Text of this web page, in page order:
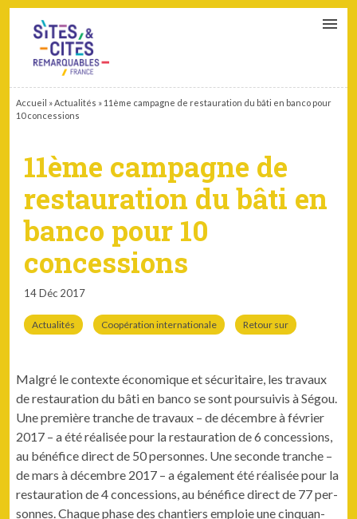
Accueil »Actualités » 11ème campagne de restauration du bâti en banco pour
10 concessions
11ème campagne de
restauration du bâti en
banco pour 10
concessions
14 Déc 2017
Actualités Coopération internationale Retour sur
Mal­gré le con­texte économique et sécu­ri­taire, les travaux
de restau­ra­tion du bâti en ban­co se sont pour­suiv­is à Ségou.
Une pre­mière tranche de travaux – de décem­bre à févri­er
2017 – a été réal­isée pour la restau­ra­tion de 6 con­ces­sions,
au béné­fice direct de 50 per­son­nes. Une sec­onde tranche –
de mars à décem­bre 2017 – a égale­ment été réal­isée pour la
restau­ra­tion de 4 con­ces­sions, au béné­fice direct de 77 per­
son­nes. Chaque phase des chantiers emploie une cinquan­